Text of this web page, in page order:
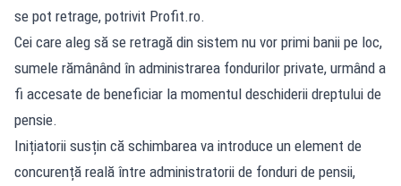
se pot retrage, potrivit Profit.ro.
Cei care aleg să se retragă din sistem nu vor primi banii pe loc,
sumele rămânând în administrarea fondurilor private, urmând a
fi accesate de beneficiar la momentul deschiderii dreptului de
pensie.
Inițiatorii susțin că schimbarea va introduce un element de
concurență reală între administratorii de fonduri de pensii,